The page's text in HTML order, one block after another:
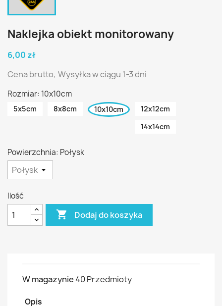
Naklejka obiekt monitorowany
6,00 zł
Cena brutto, Wysyłka w ciągu 1-3 dni
Rozmiar: 10x10cm
5x5cm 8x8cm 10x10cm
12x12cm
14x14cm
Powierzchnia: Połysk
Ilość
 Dodaj do koszyka
W magazynie40 Przedmioty
Opis